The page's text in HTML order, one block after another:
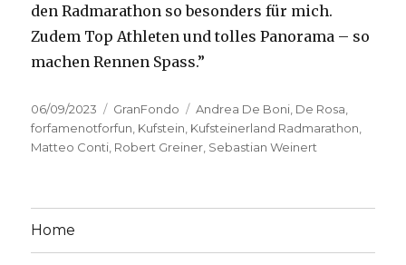
den Radmarathon so besonders für mich.
Zudem Top Athleten und tolles Panorama – so
machen Rennen Spass.”
Posted
on
06/09/2023 Categories
GranFondo Tags
Andrea De Boni De Rosa
forfamenotforfun Kufstein Kufsteinerland Radmarathon
Matteo Conti Robert Greiner Sebastian Weinert
Home